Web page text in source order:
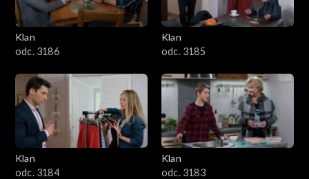
2001–2100
1901–2000
1801–1900
1701–1800
1601–1700
Klan
odc. 3186
Klan
odc. 3185
Klan
odc. 3184
Klan
odc. 3183